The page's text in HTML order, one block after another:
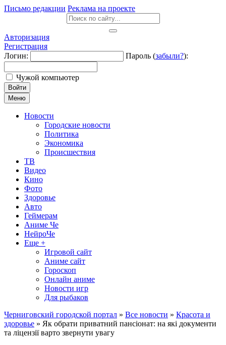
Письмо редакции Реклама на проекте
Авторизация
Регистрация
Логин:
Пароль (забыли?):
Чужой компьютер
Войти
Меню
Новости
Городские новости
Политика
Экономика
Происшествия
ТВ
Видео
Кино
Фото
Здоровье
Авто
Геймерам
Аниме Че
НейроЧе
Еще +
Игровой сайт
Аниме сайт
Гороскоп
Онлайн аниме
Новости игр
Для рыбаков
Черниговский городской портал » Все новости » Красота и
здоровье » Як обрати приватний пансіонат: на які документи
та ліцензії варто звернути увагу